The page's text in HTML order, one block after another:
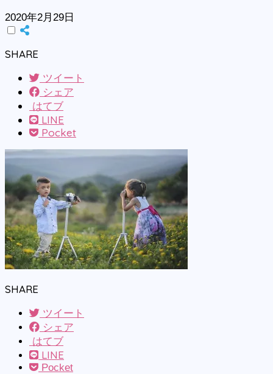
2020年2月29日
SHARE
ツイート
シェア
はてブ
LINE
Pocket
SHARE
ツイート
シェア
はてブ
LINE
Pocket